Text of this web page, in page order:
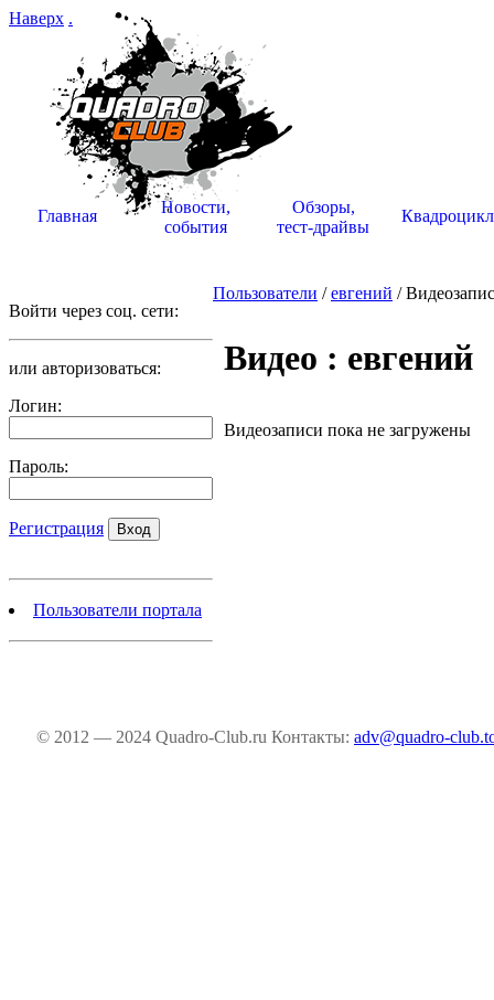
Наверх .
Главная
Новости,
события
Обзоры,
тест-драйвы
Войти через соц. сети:
или авторизоваться:
Логин:
Пароль:
Регистрация
Пользователи портала
Пользователи /евгений /
Видео : евгений
Видеозаписи пока не загружены
© 2012 — 2024 Quadro-Club.ru Контакты: adv@quadro-